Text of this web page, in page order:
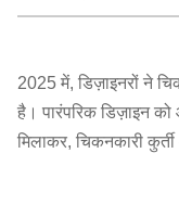
2025 में, डिज़ाइनरों ने
है। पारंपरिक डिज़ाइन
मिलाकर, चिकनकारी